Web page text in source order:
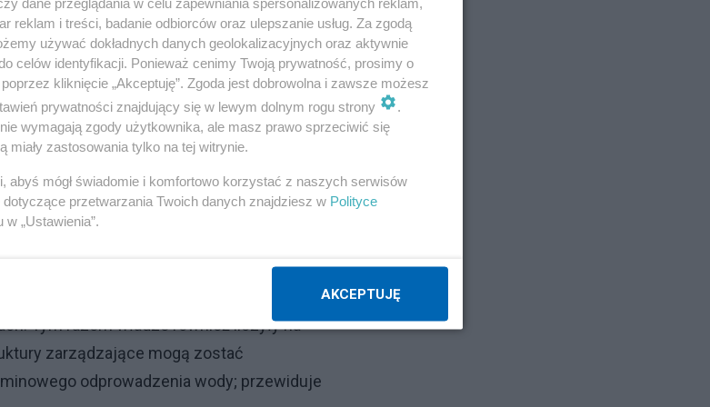
już uległy awarii, a wymiana jednego
jest wymiana całego systemu
jest niemożliwe.
twierdzi, że spuszczanie wody z sieci
to, gdy temperatura wody grzewczej
decyzję należy podjąć natychmiast. W
albo po prostu źle rozumiany. Teraz
remontu, na który nie ma ani środków,
gdyby system można było rozmrozić, a
Ukrainie pojawiły się mrozy – minus 10
Tym razem władze również liczyły na
zarządzające mogą zostać
odprowadzenia wody; przewiduje
reklam i treści, badanie odbiorców oraz ulepszanie usług. Za zgodą
używać dokładnych danych geolokalizacyjnych oraz aktywnie
celów identyfikacji. Ponieważ cenimy Twoją prywatność, prosimy o
kliknięcie „Akceptuję”. Zgoda jest dobrowolna i zawsze możesz
prywatności znajdujący się w lewym dolnym rogu strony
.
wymagają zgody użytkownika, ale masz prawo sprzeciwić się
miały zastosowania tylko na tej witrynie.
abyś mógł świadomie i komfortowo korzystać z naszych serwisów
przetwarzania Twoich danych znajdziesz w Polityce
„Ustawienia”.
AKCEPTUJĘ